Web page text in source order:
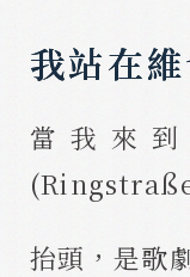
我站在
當我來
抬頭，是歌